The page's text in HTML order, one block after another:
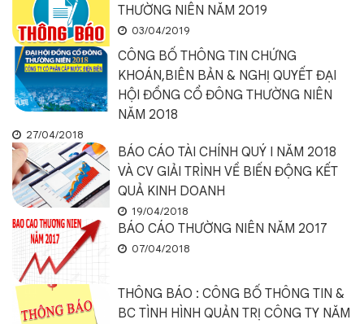
THƯỜNG NIÊN NĂM 2019
03/04/2019
CÔNG BỐ THÔNG TIN CHỨNG
KHOÁN,BIÊN BẢN & NGHỊ QUYẾT ĐẠI
HỘI ĐỒNG CỔ ĐÔNG THƯỜNG NIÊN
NĂM 2018
27/04/2018
BÁO CÁO TÀI CHÍNH QUÝ I NĂM 2018
VÀ CV GIẢI TRÌNH VỀ BIẾN ĐỘNG KẾT
QUẢ KINH DOANH
19/04/2018
BÁO CÁO THƯỜNG NIÊN NĂM 2017
07/04/2018
THÔNG BÁO : CÔNG BỐ THÔNG TIN &
BC TÌNH HÌNH QUẢN TRỊ CÔNG TY NĂM